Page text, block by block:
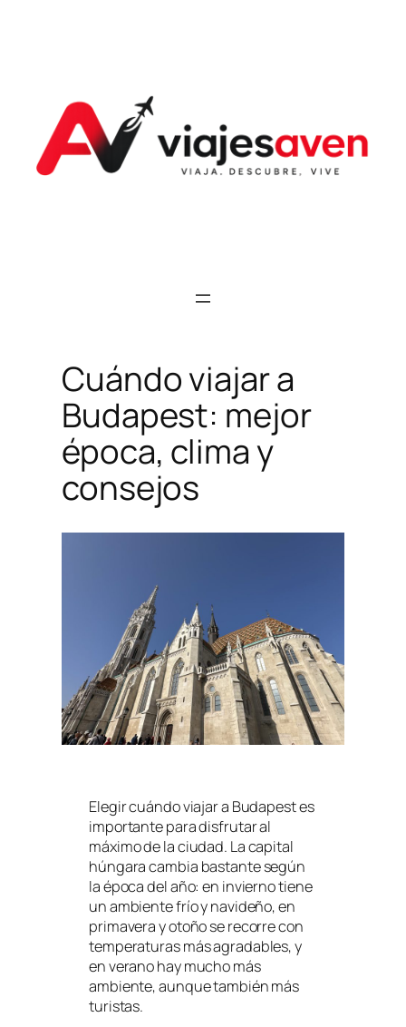
contenido
Cuándo viajar a
Budapest: mejor
época, clima y
consejos
Elegir cuándo viajar a Budapest es
importante para disfrutar al
máximo de la ciudad. La capital
húngara cambia bastante según
la época del año: en invierno tiene
un ambiente frío y navideño, en
primavera y otoño se recorre con
temperaturas más agradables, y
en verano hay mucho más
ambiente, aunque también más
turistas.